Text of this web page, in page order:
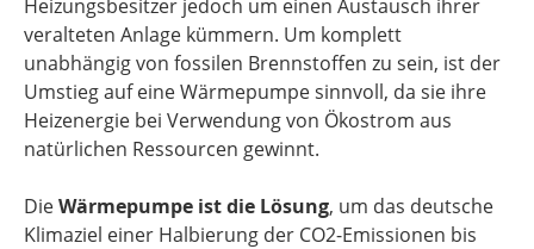
Heizungsbesitzer jedoch um einen Austausch ihrer
veralteten Anlage kümmern. Um komplett
unabhängig von fossilen Brennstoffen zu sein, ist der
Umstieg auf eine Wärmepumpe sinnvoll, da sie ihre
Heizenergie bei Verwendung von Ökostrom aus
natürlichen Ressourcen gewinnt.
DieWärmepumpe istdie Lösung, um das deutsche
Klimaziel einer Halbierung der CO2-Emissionen bis